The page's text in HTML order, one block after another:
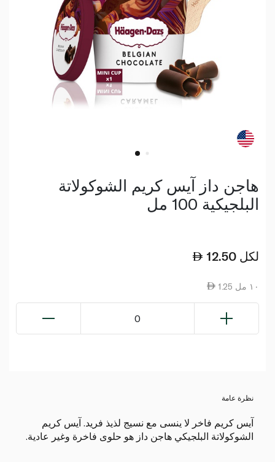
هاجن داز آيس كريم الشوكولاتة
البلجيكية 100 مل
12.50 لكل
1.25 ١٠ مل
0
نظرة عامة
آيس كريم فاخر لا ينسى مع نسيج لذيذ فريد. آيس كريم
الشوكولاتة البلجيكي هاجن داز هو حلوى فاخرة وغير عادية.